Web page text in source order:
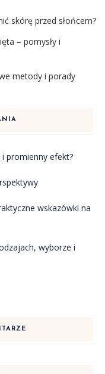
skórę przed słońcem?
– pomysły i
metody i porady
promienny efekt?
wskazówki na
wyborze i